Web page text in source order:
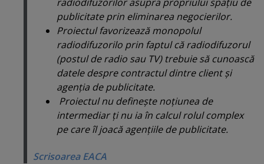
publicitate prin eliminarea negocierilor.
Proiectul favorizează monopolul
radiodifuzorilo prin faptul că radiodifuzorul
(postul de radio sau TV) trebuie să cunoască
datele despre contractul dintre client şi
agenţia de publicitate.
Proiectul nu defineşte noţiunea de
intermediar ţi nu ia în calcul rolul complex
pe care îl joacă agenţiile de publicitate.
Scrisoarea EACA